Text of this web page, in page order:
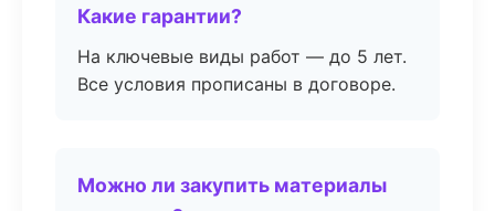
Какие гарантии?
На ключевые виды работ — до 5 лет.
Все условия прописаны в договоре.
Можно ли закупить материалы